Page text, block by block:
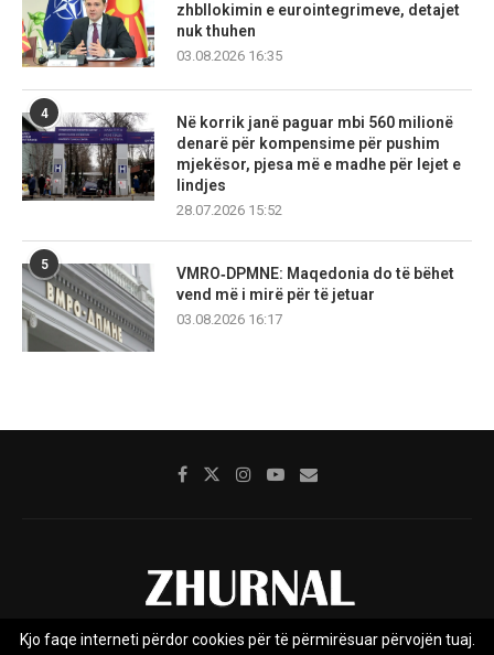
zhbllokimin e eurointegrimeve, detajet
nuk thuhen
03.08.2026 16:35
4
Në korrik janë paguar mbi 560 milionë
denarë për kompensime për pushim
mjekësor, pjesa më e madhe për lejet e
lindjes
28.07.2026 15:52
5
VMRO‑DPMNE: Maqedonia do të bëhet
vend më i mirë për të jetuar
03.08.2026 16:17
Kjo faqe interneti përdor cookies për të përmirësuar përvojën tuaj.